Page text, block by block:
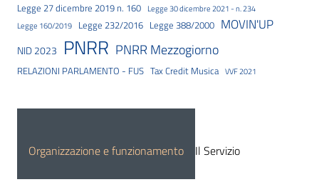
Legge 27 dicembre 2019 n. 160
Legge 30 dicembre 2021 - n. 234
Legge 160/2019
Legge 232/2016 Legge 388/2000 MOVIN'UP
NID 2023 PNRR PNRR Mezzogiorno
RELAZIONI PARLAMENTO - FUS Tax Credit Musica VVF 2021
Organizzazione e funzionamento Il Servizio